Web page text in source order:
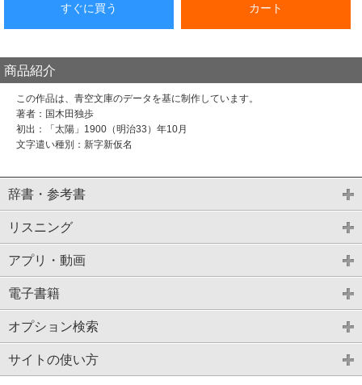
すぐに買う カート
商品紹介
この作品は、青空文庫のデータを基に制作しています。
著者：国木田独歩
初出：「太陽」1900（明治33）年10月
文字遣い種別：新字新仮名
辞書・参考書
リスニング
アプリ・動画
電子書籍
オプション検索
サイトの使い方